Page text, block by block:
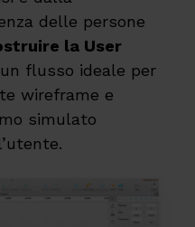
delle persone
la User
flusso ideale per
wireframe e
simulato